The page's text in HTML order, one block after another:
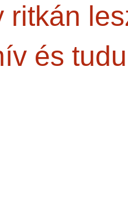
ritkán
és